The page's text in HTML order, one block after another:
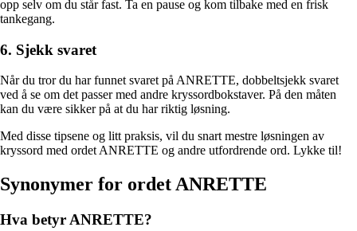
opp selv om du står fast. Ta en pause og kom tilbake med en frisk
tankegang.
6. Sjekk svaret
Når du tror du har funnet svaret på ANRETTE, dobbeltsjekk svaret
ved å se om det passer med andre kryssordbokstaver. På den måten
kan du være sikker på at du har riktig løsning.
Med disse tipsene og litt praksis, vil du snart mestre løsningen av
kryssord med ordet ANRETTE og andre utfordrende ord. Lykke til!
Synonymer for ordet ANRETTE
Hva betyr ANRETTE?